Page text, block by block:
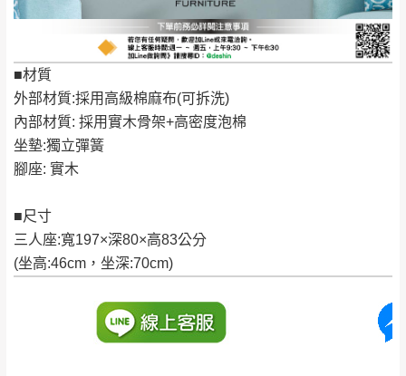
■材質
外部材質:採用高級棉麻布(可拆洗)
內部材質: 採用實木骨架+高密度泡棉
坐墊:獨立彈簧
腳座: 實木
■尺寸
三人座:寬197×深80×高83公分
(坐高:46cm，坐深:70cm)
｜周（一）配送部門固定公休無送貨｜
台北市、新北市地區固定每周(三)、(日)兩天收送貨
暫無配送地區
（可於LINE線上詢問 →
加收說明
若收到不良品，請於到貨日起七日內通知本
公司客服人員，我們將為您更換新品，運費
是全新狀態且完整包裝，床墊、床包、枕頭
類產品需為未拆封狀態(請保持商品、附件、
包裝、廠商紙及所有附隨文件或資料之完整
電腦螢幕的設定色差或解析度等因素， 與實
際商品的顏色、質感稍有不同，如因此而需
訂購前詳加確認。(包含商品尺寸是否合適)。
訂購前請確認商品尺寸，大型物件因為人工